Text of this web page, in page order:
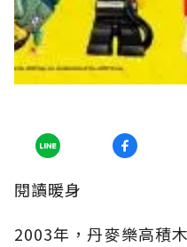
閱讀暖身
2003年，丹麥樂高積